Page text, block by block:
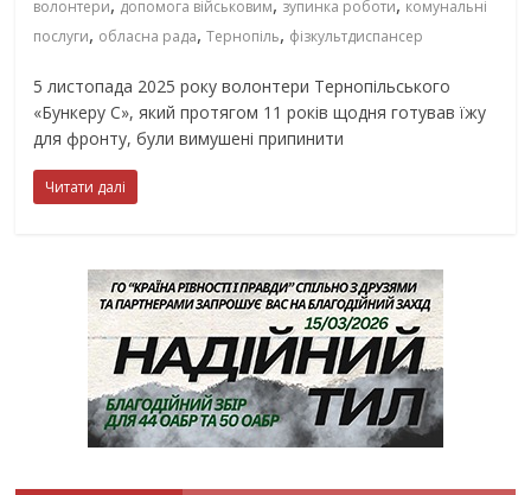
волонтери допомога військовим зупинка роботи комунальні
послуги, обласна рада,Тернопіль, фізкультдиспансер
5 листопада 2025 року волонтери Тернопільського
«Бункеру С», який протягом 11 років щодня готував їжу
для фронту, були вимушені припинити
Читати далі